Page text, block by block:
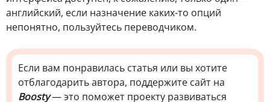
английский, если назначение каких-то опций
непонятно, пользуйтесь переводчиком.
Если вам понравилась статья или вы хотите
отблагодарить автора, поддержите сайт на
Boosty— это поможет проекту развиваться